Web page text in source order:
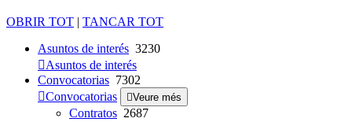
OBRIR TOT | TANCAR TOT
Asuntos de interés 3230
Asuntos de interés
Convocatorias 7302
Convocatorias
Veure més
Contratos 2687